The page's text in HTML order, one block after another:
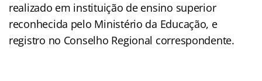
realizado em instituição de ensino superior
reconhecida pelo Ministério da Educação, e
registro no Conselho Regional correspondente.